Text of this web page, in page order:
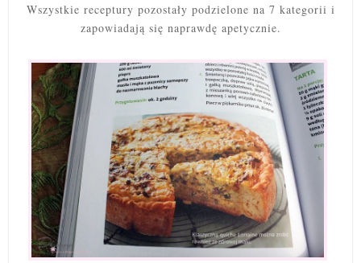
Wszystkie receptury pozostały podzielone na 7 kategorii i
zapowiadają się naprawdę apetycznie.